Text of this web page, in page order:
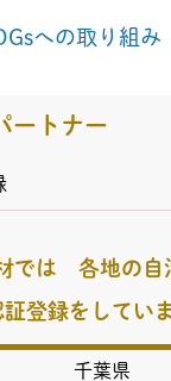
への取り組み
ートナー
では 各地の自
証登録をしてい
千葉県